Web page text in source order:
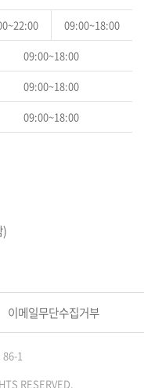
09:00~18:00
09:00~18:00
09:00~18:00
09:00~18:00
)
이메일무단수집거부
86-1
RESERVED.